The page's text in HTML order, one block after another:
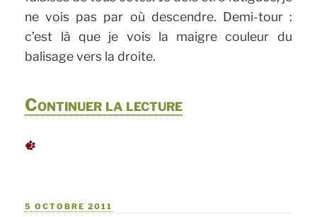
ne vois pas par où descendre. Demi-tour :
c’est là que je vois la maigre couleur du
balisage vers la droite.
Continuer la lecturede
PUBLIÉ
5 OCTOBRE 2011